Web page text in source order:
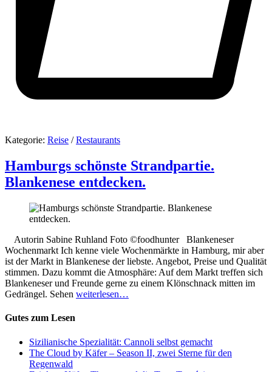
Kategorie: Reise /Restaurants
Hamburgs schönste Strandpartie.
Blankenese entdecken.
Autorin Sabine Ruhland Foto ©foodhunter Blankeneser
Wochenmarkt Ich kenne viele Wochenmärkte in Hamburg, mir aber
ist der Markt in Blankenese der liebste. Angebot, Preise und Qualität
stimmen. Dazu kommt die Atmosphäre: Auf dem Markt treffen sich
Blankeneser und Freunde gerne zu einem Klönschnack mitten im
Gedrängel. Sehen weiterlesen…
Gutes zum Lesen
Sizilianische Spezialität: Cannoli selbst gemacht
The Cloud by Käfer – Season II, zwei Sterne für den
Regenwald